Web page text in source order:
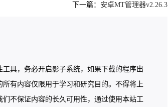
下一篇： 安卓MT管理器v2.26.3
具，务必开启影子系统，如果下载的程序出
有内容仅限用于学习和研究目的。不得将上
不保证内容的长久可用性，通过使用本站工